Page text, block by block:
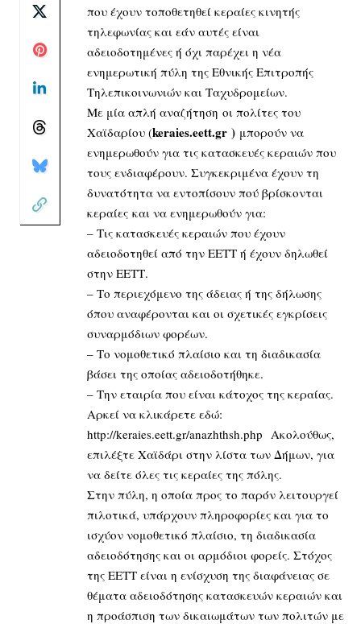
που έχουν τοποθετηθεί κεραίες κινητής
τηλεφωνίας και εάν αυτές είναι
αδειοδοτημένες ή όχι παρέχει η νέα
ενημερωτική πύλη της Εθνικής Επιτροπής
Τηλεπικοινωνιών και Ταχυδρομείων.
Με μία απλή αναζήτηση οι πολίτες του
Χαϊδαρίου (keraies.eett.gr ) μπορούν να
ενημερωθούν για τις κατασκευές κεραιών που
τους ενδιαφέρουν. Συγκεκριμένα έχουν τη
δυνατότητα να εντοπίσουν πού βρίσκονται
κεραίες και να ενημερωθούν για:
– Τις κατασκευές κεραιών που έχουν
αδειοδοτηθεί από την ΕΕΤΤ ή έχουν δηλωθεί
στην ΕΕΤΤ.
– Το περιεχόμενο της άδειας ή της δήλωσης
όπου αναφέρονται και οι σχετικές εγκρίσεις
συναρμόδιων φορέων.
– Το νομοθετικό πλαίσιο και τη διαδικασία
βάσει της οποίας αδειοδοτήθηκε.
– Την εταιρία που είναι κάτοχος της κεραίας.
Αρκεί να κλικάρετε εδώ:
http://keraies.eett.gr/anazhthsh.php Ακολούθως,
επιλέξτε Χαϊδάρι στην λίστα των Δήμων, για
να δείτε όλες τις κεραίες της πόλης.
Στην πύλη, η οποία προς το παρόν λειτουργεί
πιλοτικά, υπάρχουν πληροφορίες και για το
ισχύον νομοθετικό πλαίσιο, τη διαδικασία
αδειοδότησης και οι αρμόδιοι φορείς. Στόχος
της ΕΕΤΤ είναι η ενίσχυση της διαφάνειας σε
θέματα αδειοδότησης κατασκευών κεραιών και
η προάσπιση των δικαιωμάτων των πολιτών με